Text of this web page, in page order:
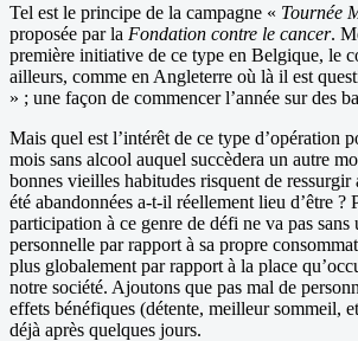
Tel est le principe de la campagne « Tournée
proposée par la Fondation contre le cancer.
première initiative de ce type en Belgique, le
ailleurs, comme en Angleterre où là il est
» ; une façon de commencer l’année sur des
Mais quel est l’intérêt de ce type d’opération
mois sans alcool auquel succèdera un autre
bonnes vieilles habitudes risquent de ressurgir
été abandonnées a-t-il réellement lieu d’être ?
participation à ce genre de défi ne va pas sans
personnelle par rapport à sa propre
plus globalement par rapport à la place
notre société. Ajoutons que pas mal de
effets bénéfiques (détente, meilleur sommeil,
déjà après quelques jours.